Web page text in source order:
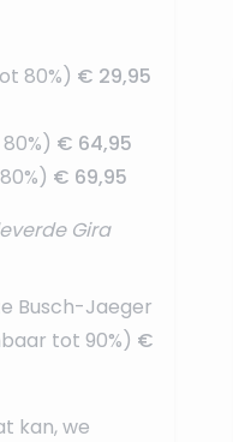
80%) € 29,95
€ 64,95
€ 69,95
Gira
Busch-Jaeger
tot 90%) €
kan, we